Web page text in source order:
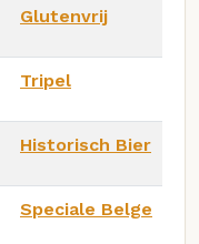
Glutenvrij
Tripel
Historisch Bier
Speciale Belge